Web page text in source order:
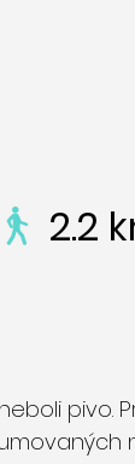
2.2
pivo.